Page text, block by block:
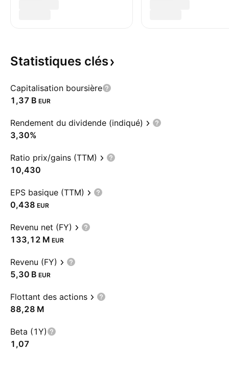
Statistiques clés
Capitalisation boursière
‪1,37 B‬ EUR
Rendement du dividende (indiqué)
3,30%
Ratio prix/gains (TTM)
10,430
EPS basique (TTM)
0,438 EUR
Revenu net (FY)
‪133,12 M‬ EUR
Revenu (FY)
‪5,30 B‬ EUR
Flottant des actions
‪88,28 M‬
Beta (1Y)
1,07